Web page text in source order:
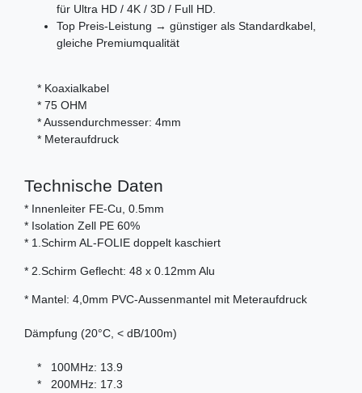
für Ultra HD / 4K / 3D / Full HD.
Top Preis-Leistung → günstiger als Standardkabel,
gleiche Premiumqualität
* Koaxialkabel
* 75 OHM
* Aussendurchmesser: 4mm
* Meteraufdruck
Technische Daten
* Innenleiter FE-Cu, 0.5mm
* Isolation Zell PE 60%
* 1.Schirm AL-FOLIE doppelt kaschiert
* 2.Schirm Geflecht: 48 x 0.12mm Alu
* Mantel: 4,0mm PVC-Aussenmantel mit Meteraufdruck
Dämpfung (20°C, < dB/100m)
* 100MHz: 13.9
* 200MHz: 17.3